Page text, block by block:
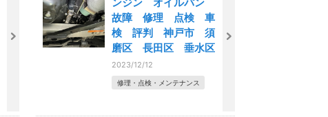
ンジン オイルパン
故障 修理 点検 車
検 評判 神戸市 須
磨区 長田区 垂水区
2023/12/12
修理・点検・メンテナンス